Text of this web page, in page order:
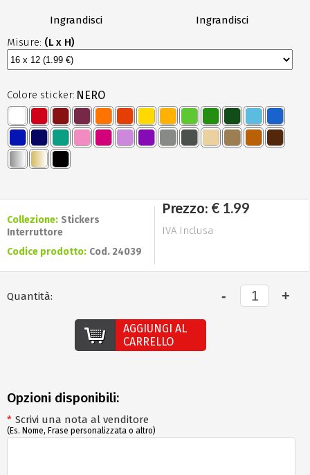
Ingrandisci Ingrandisci
Collezione: Stickers
Interruttore
Codice prodotto: Cod. 24039
Prezzo: € 1.99
IVA Inclusa
Opzioni disponibili:
Misure: (L x H)
Colore sticker: NERO
* Scrivi una nota al venditore
(Es. Nome, Frase personalizzata o altro)
Quantità:
AGGIUNGI AL
CARRELLO